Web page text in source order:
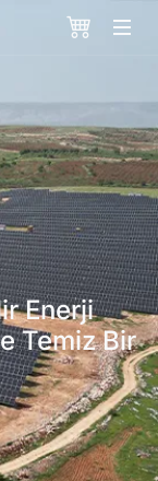
Enerji
Temiz Bir